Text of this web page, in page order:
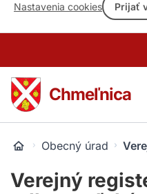
Nastavenia cookies Prijať
obsahu
Chmeľnica
Obecný úrad
Verejný